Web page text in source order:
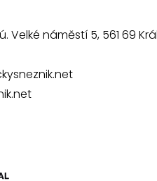
Velké náměstí 5, 561 69